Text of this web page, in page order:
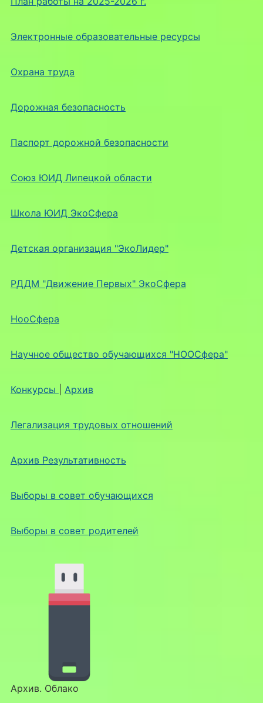
Электронные образовательные ресурсы
Охрана труда
Дорожная безопасность
Паспорт дорожной безопасности
Союз ЮИД Липецкой области
Школа ЮИД ЭкоСфера
Детская организация "ЭкоЛидер"
РДДМ "Движение Первых" ЭкоСфера
НооСфера
Научное общество обучающихся "НООСфера"
Конкурсы Архив
Легализация трудовых отношений
Архив Результативность
Выборы в совет обучающихся
Выборы в совет родителей
Архив. Облако